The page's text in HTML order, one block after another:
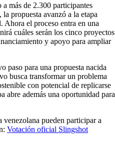
más de 2.300 participantes
propuesta avanzó a la etapa
Ahora el proceso entra en una
cuáles serán los cinco proyectos
y apoyo para ampliar
paso para una propuesta nacida
busca transformar un problema
con potencial de replicarse
abre además una oportunidad para
pueden participar a
Votación oficial Slingshot